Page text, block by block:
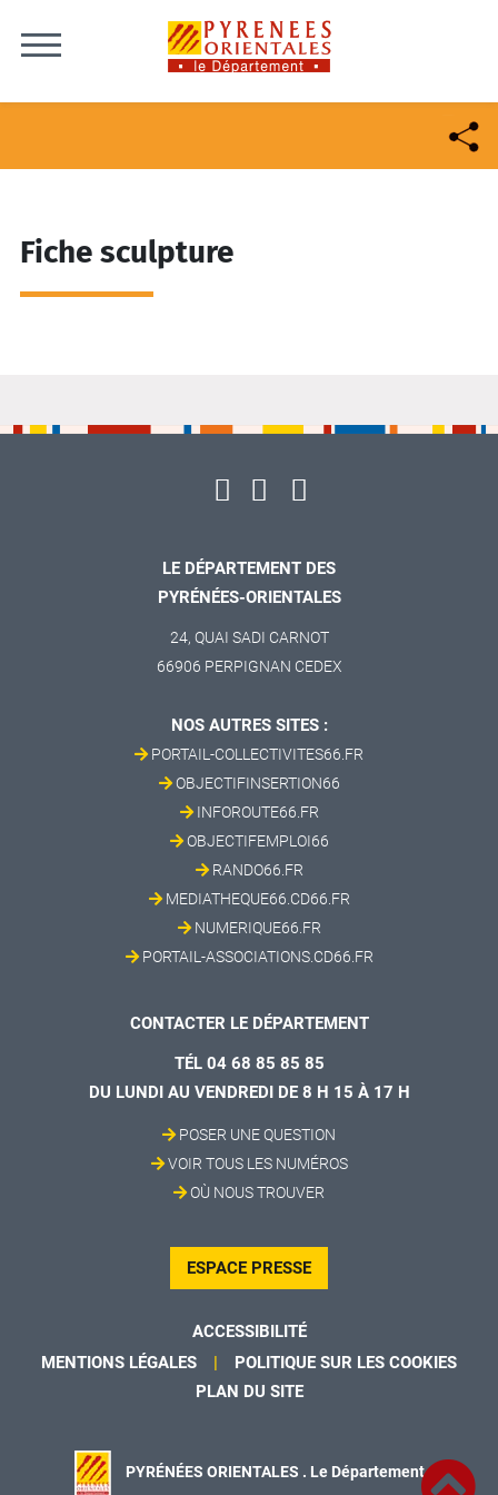
Fiche sculpture
LE DÉPARTEMENT DES
PYRÉNÉES-ORIENTALES
24, QUAI SADI CARNOT
66906 PERPIGNAN CEDEX
NOS AUTRES SITES :
PORTAIL-COLLECTIVITES66.FR
OBJECTIFINSERTION66
INFOROUTE66.FR
OBJECTIFEMPLOI66
RANDO66.FR
MEDIATHEQUE66.CD66.FR
NUMERIQUE66.FR
PORTAIL-ASSOCIATIONS.CD66.FR
CONTACTER LE DÉPARTEMENT
TÉL 04 68 85 85 85
DU LUNDI AU VENDREDI DE 8 H 15 À 17 H
POSER UNE QUESTION
VOIR TOUS LES NUMÉROS
OÙ NOUS TROUVER
ESPACE PRESSE
ACCESSIBILITÉ
MENTIONS LÉGALES
POLITIQUE SUR LES COOKIES
PLAN DU SITE
PYRÉNÉES ORIENTALES . Le Département